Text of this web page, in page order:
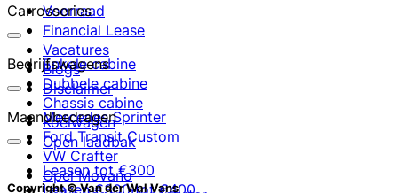
Voorraad
Financial Lease
Vacatures
Blogs
Disclaimer
Carrosseries
Enkele cabine
Dubbele cabine
Chassis cabine
Koelwagen
Open laadbak
Bedrijfswagens
Mercedes Sprinter
Ford Transit Custom
VW Crafter
Opel Movano
Maandbedragen
Leasen tot €300
Copyright © Van der Wal Vans